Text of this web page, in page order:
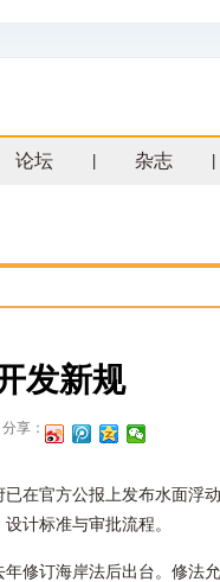
论坛 杂志
发新规
分享：
已在官方公报上发布水面浮
计标准与审批流程。
年修订海岸法后出台。修法